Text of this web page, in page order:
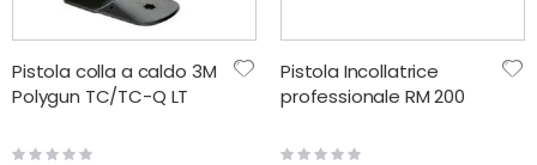
Pistola colla a caldo 3M
Polygun TC/TC-Q LT
Rating:
Pistola Incollatrice
professionale RM 200
Rating: